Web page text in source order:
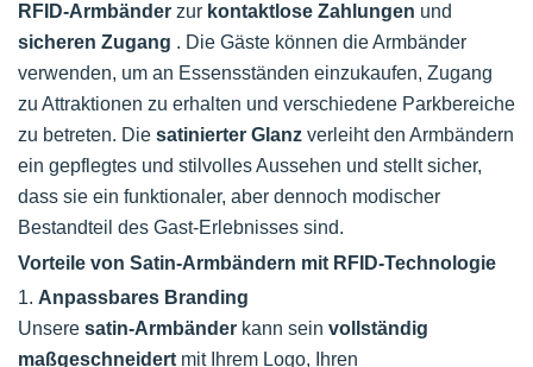
RFID-Armbänder zur kontaktlose Zahlungen und
sicheren Zugang . Die Gäste können die Armbänder
verwenden, um an Essensständen einzukaufen, Zugang
zu Attraktionen zu erhalten und verschiedene Parkbereiche
zu betreten. Die satinierter Glanz verleiht den Armbändern
ein gepflegtes und stilvolles Aussehen und stellt sicher,
dass sie ein funktionaler, aber dennoch modischer
Bestandteil des Gast-Erlebnisses sind.
Vorteile von Satin-Armbändern mit RFID-Technologie
1. Anpassbares Branding
Unsere satin-Armbänder kann sein vollständig
maßgeschneidert mit Ihrem Logo, Ihren